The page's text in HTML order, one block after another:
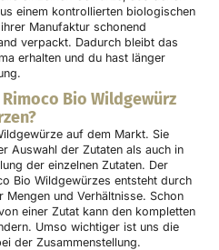
einem kontrollierten biologischen
Manufaktur schonend
verpackt. Dadurch bleibt das
erhalten und du hast länger
Bio Wildgewürz
auf dem Markt. Sie
Auswahl der Zutaten als auch in
der einzelnen Zutaten. Der
Bio Wildgewürzes entsteht durch
und Verhältnisse. Schon
einer Zutat kann den kompletten
Umso wichtiger ist uns die
der Zusammenstellung.